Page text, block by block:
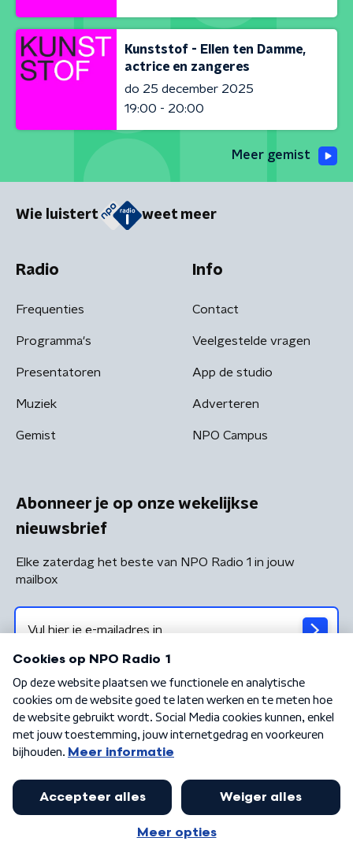
Kunststof - Ellen ten Damme,
actrice en zangeres
do 25 december 2025
19:00 - 20:00
Meer gemist
Wie luistert weet meer
Radio
Frequenties
Programma's
Presentatoren
Muziek
Gemist
Info
Contact
Veelgestelde vragen
App de studio
Adverteren
NPO Campus
Abonneer je op onze wekelijkse
nieuwsbrief
Elke zaterdag het beste van NPO Radio 1 in jouw
mailbox
Algemene voorwaarden